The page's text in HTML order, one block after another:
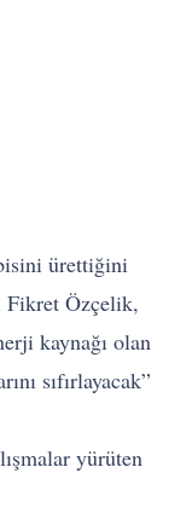
ürettiğini
Fikret Özçelik,
kaynağı olan
sıfırlayacak”
yürüten